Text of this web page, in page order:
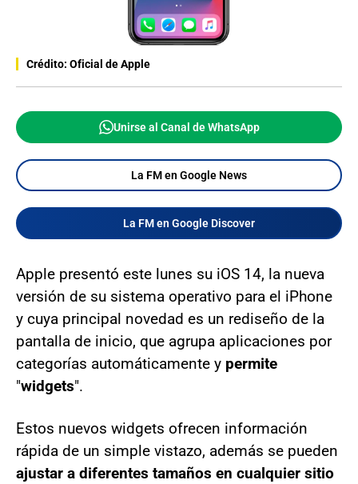
Crédito: Oficial de Apple
Unirse al Canal de WhatsApp
La FM en Google News
La FM en Google Discover
Apple presentó este lunes su iOS 14, la nueva
versión de su sistema operativo para el iPhone
y cuya principal novedad es un rediseño de la
pantalla de inicio, que agrupa aplicaciones por
categorías automáticamente y permite
"widgets".
Estos nuevos widgets ofrecen información
rápida de un simple vistazo, además se pueden
ajustar a diferentes tamaños en cualquier sitio